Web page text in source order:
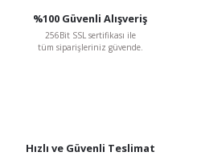
%100 Güvenli Alışveriş
256Bit SSL sertifikası ile
tüm siparişleriniz güvende.
Hızlı ve Güvenli Teslimat